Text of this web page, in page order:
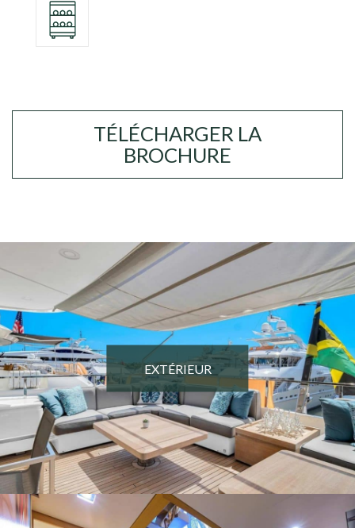
TÉLÉCHARGER LA
BROCHURE
EXTÉRIEUR